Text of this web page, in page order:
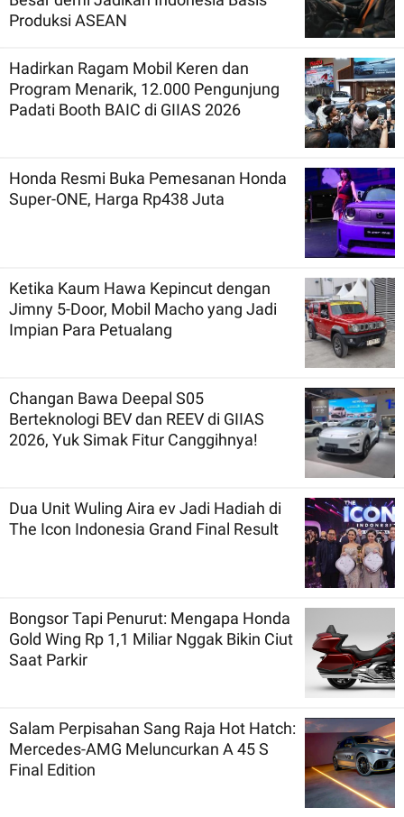
Produksi ASEAN
Hadirkan Ragam Mobil Keren dan
Program Menarik, 12.000 Pengunjung
Padati Booth BAIC di GIIAS 2026
Honda Resmi Buka Pemesanan Honda
Super-ONE, Harga Rp438 Juta
Ketika Kaum Hawa Kepincut dengan
Jimny 5-Door, Mobil Macho yang Jadi
Impian Para Petualang
Changan Bawa Deepal S05
Berteknologi BEV dan REEV di GIIAS
2026, Yuk Simak Fitur Canggihnya!
Dua Unit Wuling Aira ev Jadi Hadiah di
The Icon Indonesia Grand Final Result
Bongsor Tapi Penurut: Mengapa Honda
Gold Wing Rp 1,1 Miliar Nggak Bikin Ciut
Saat Parkir
Salam Perpisahan Sang Raja Hot Hatch:
Mercedes-AMG Meluncurkan A 45 S
Final Edition